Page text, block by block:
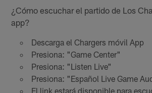
¿Cómo escuchar el partido de Los
app?
Descarga el Chargers móvil App
Presiona: "Game Center"
Presiona: "Listen Live"
Presiona: "Español Live Game
El link estará disponible para